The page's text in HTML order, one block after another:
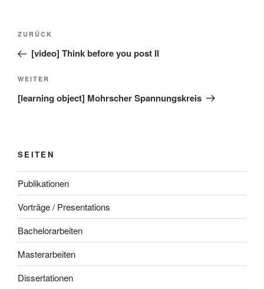
Beitragsnavigation
Vorheriger
Beitrag
ZURÜCK
[video] Think before you post II
Nächster
Beitrag
WEITER
[learning object] Mohrscher Spannungskreis
SEITEN
Publikationen
Vorträge / Presentations
Bachelorarbeiten
Masterarbeiten
Dissertationen